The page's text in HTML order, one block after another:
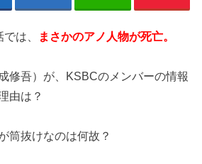
は、 まさかのアノ人物が死亡。
修吾）が、KSBCのメンバーの情報
由は？
筒抜けなのは何故？